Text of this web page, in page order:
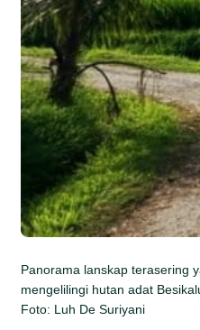
Panorama lanskap terasering
mengelilingi hutan adat
Foto: Luh De Suriyani